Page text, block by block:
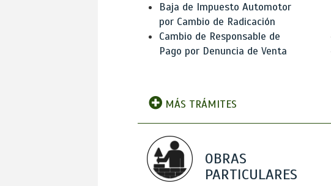
Baja de Impuesto Automotor
por Cambio de Radicación
Cambio de Responsable de
Pago por Denuncia de Venta
MÁS TRÁMITES
OBRAS
PARTICULARES